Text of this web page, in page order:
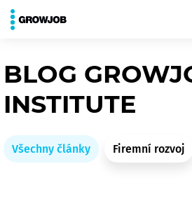
BLOG
INSTITUTE
Všechny články Firemní rozvoj